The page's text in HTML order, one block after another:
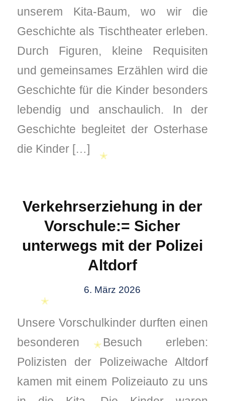
unserem Kita-Baum, wo wir die
Geschichte als Tischtheater erleben.
Durch Figuren, kleine Requisiten
und gemeinsames Erzählen wird die
Geschichte für die Kinder besonders
lebendig und anschaulich. In der
Geschichte begleitet der Osterhase
die Kinder […]
Verkehrserziehung in der
Vorschule:= Sicher
unterwegs mit der Polizei
Altdorf
6. März 2026
Unsere Vorschulkinder durften einen
besonderen Besuch erleben:
Polizisten der Polizeiwache Altdorf
kamen mit einem Polizeiauto zu uns
✭
✭